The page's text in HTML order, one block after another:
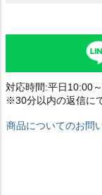
対応時間:平日10:00
※30分以内の返信に
商品についてのお問